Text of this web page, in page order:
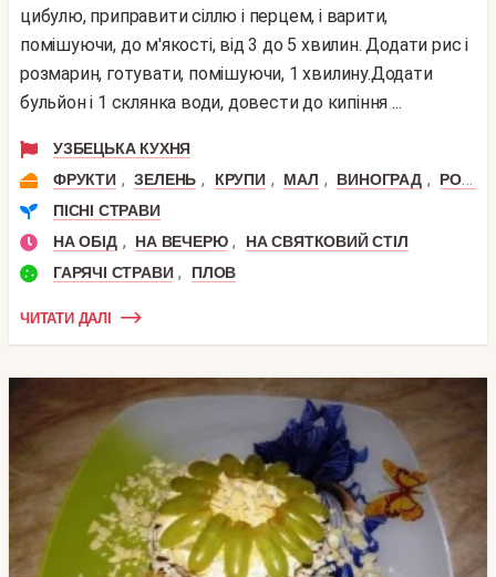
цибулю, приправити сіллю і перцем, і варити,
помішуючи, до м'якості, від 3 до 5 хвилин. Додати рис і
розмарин, готувати, помішуючи, 1 хвилину.Додати
бульйон і 1 склянка води, довести до кипіння ...
УЗБЕЦЬКА КУХНЯ
ФРУКТИ , ЗЕЛЕНЬ , КРУПИ , МАЛ , ВИНОГРАД ,
РОЗМАРИН
ПІСНІ СТРАВИ
НА ОБІД , НА ВЕЧЕРЮ ,
НА СВЯТКОВИЙ СТІЛ
ГАРЯЧІ СТРАВИ , ПЛОВ
ЧИТАТИ ДАЛІ